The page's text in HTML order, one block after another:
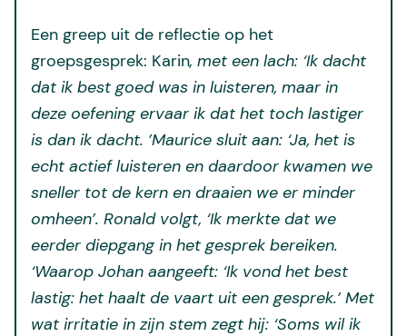
Een greep uit de reflectie op het
groepsgesprek: Karin, met een lach: ‘Ik dacht
dat ik best goed was in luisteren, maar in
deze oefening ervaar ik dat het toch lastiger
is dan ik dacht. ’Maurice sluit aan: ‘Ja, het is
echt actief luisteren en daardoor kwamen we
sneller tot de kern en draaien we er minder
omheen’. Ronald volgt, ‘Ik merkte dat we
eerder diepgang in het gesprek bereiken.
‘Waarop Johan aangeeft: ‘Ik vond het best
lastig: het haalt de vaart uit een gesprek.’ Met
wat irritatie in zijn stem zegt hij: ‘Soms wil ik